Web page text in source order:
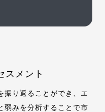
スメント
振り返ることができ、エ
弱みを分析することで市